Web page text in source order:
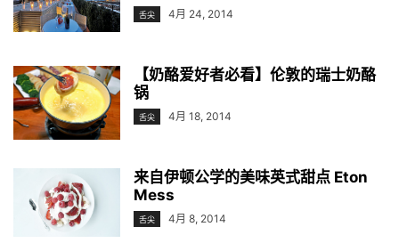
舌尖 4月 24, 2014
【奶酪爱好者必看】伦敦的瑞士奶酪
锅
舌尖 4月 18, 2014
来自伊顿公学的美味英式甜点 Eton
Mess
舌尖 4月 8, 2014